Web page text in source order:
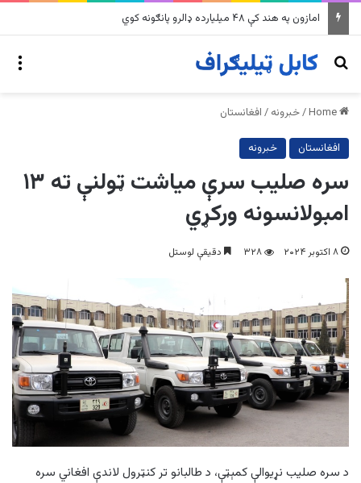
امازون په هند کې ۴۸ میلیارده ډالرو پانګونه کوي
Search for
/خبرونه / افغانستان
افغانستان خبرونه
سره صلیب سرې میاشت ټولنې ته ۱۳
امبولانسونه ورکړي
۸ اکتوبر ۲۰۲۴ ۳۲۸ دقیقې لوستل
د سره صلیب نړیوالې کمېټې، د طالبانو تر کنټرول لاندې افغاني سره